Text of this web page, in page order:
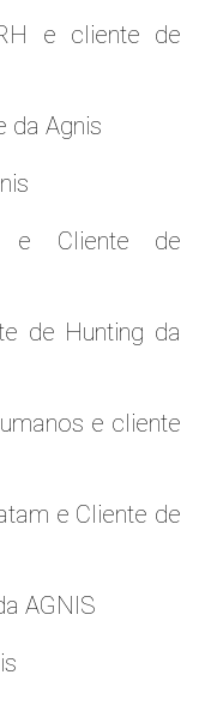
e cliente de
da Agnis
e Cliente de
de Hunting da
e cliente
e Cliente de
AGNIS